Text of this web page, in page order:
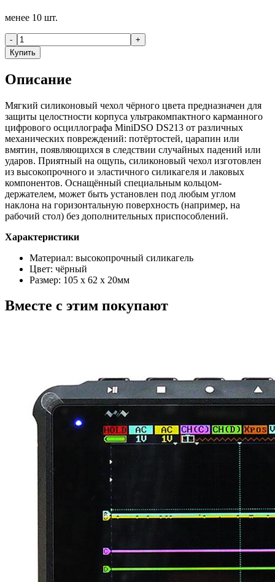
менее 10 шт.
-
+
Купить
Описание
Мягкий силиконовый чехол чёрного цвета предназначен для
защиты целостности корпуса ультракомпактного карманного
цифрового осциллографа MiniDSO DS213 от различных
механических повреждений: потёртостей, царапин или
вмятин, появляющихся в следствии случайных падений или
ударов. Приятный на ощупь, силиконовый чехол изготовлен
из высокопрочного и эластичного силикагеля и лаковых
компонентов. Оснащённый специальным кольцом-
держателем, может быть установлен под любым углом
наклона на горизонтальную поверхность (например, на
рабочий стол) без дополнительных приспособлений.
Характеристики
Материал: высокопрочный cиликагель
Цвет: чёрный
Размер: 105 х 62 х 20мм
Вместе с этим покупают